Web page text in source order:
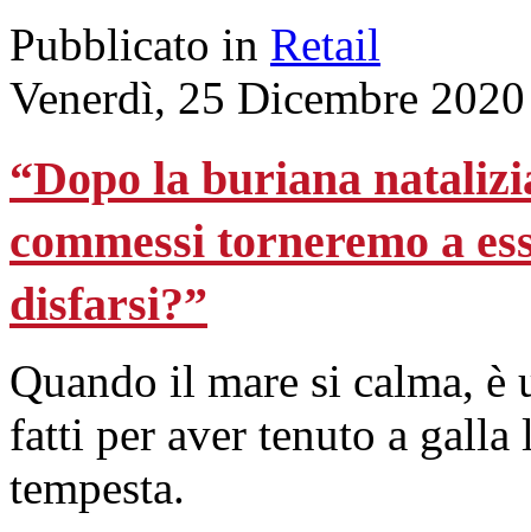
Pubblicato in Retail
Venerdì, 25 Dicembre
“Dopo la buriana
commessi torneremo a
disfarsi?”
Quando il mare si calma,
fatti per aver tenuto a galla
tempesta.